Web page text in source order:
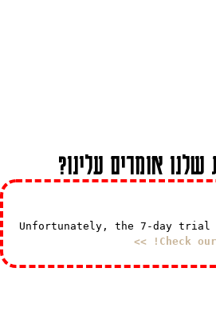
אומרים עלינו?
Unfortunately, the 7-day trial
Check